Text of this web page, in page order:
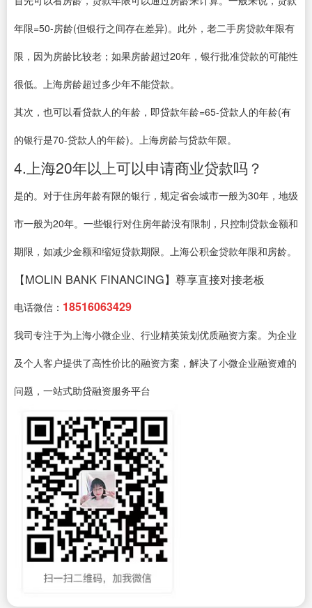
年限=50-房龄(但银行之间存在差异)。此外，老二手房贷款年限有
限，因为房龄比较老；如果房龄超过20年，银行批准贷款的可能性
很低。上海房龄超过多少年不能贷款。
其次，也可以看贷款人的年龄，即贷款年龄=65-贷款人的年龄(有
的银行是70-贷款人的年龄)。上海房龄与贷款年限。
4.上海20年以上可以申请商业贷款吗？
是的。对于住房年龄有限的银行，规定省会城市一般为30年，地级
市一般为20年。一些银行对住房年龄没有限制，只控制贷款金额和
期限，如减少金额和缩短贷款期限。上海公积金贷款年限和房龄。
【MOLIN BANK FINANCING】尊享直接对接老板
电话微信： 18516063429
我司专注于为上海小微企业、行业精英策划优质融资方案。为企业
及个人客户提供了高性价比的融资方案，解决了小微企业融资难的
问题，一站式助贷融资服务平台